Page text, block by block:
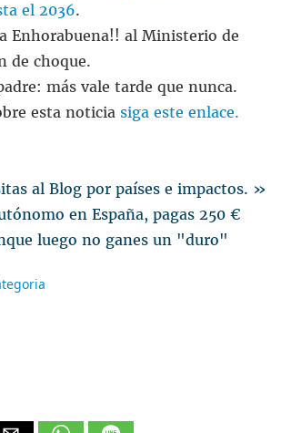
el 2036.
Enhorabuena!! al Ministerio de
de choque.
más vale tarde que nunca.
esta noticia siga este enlace.
al Blog por países e impactos. »
en España, pagas 250 €
luego no ganes un "duro"